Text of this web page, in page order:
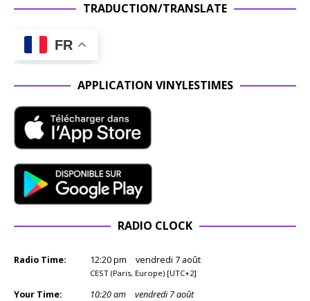
TRADUCTION/TRANSLATE
FR
APPLICATION VINYLESTIMES
RADIO CLOCK
Radio Time: 12:20pm vendredi 7 août
CEST (Paris, Europe) [UTC+2]
Your Time: 10:20am vendredi 7 août